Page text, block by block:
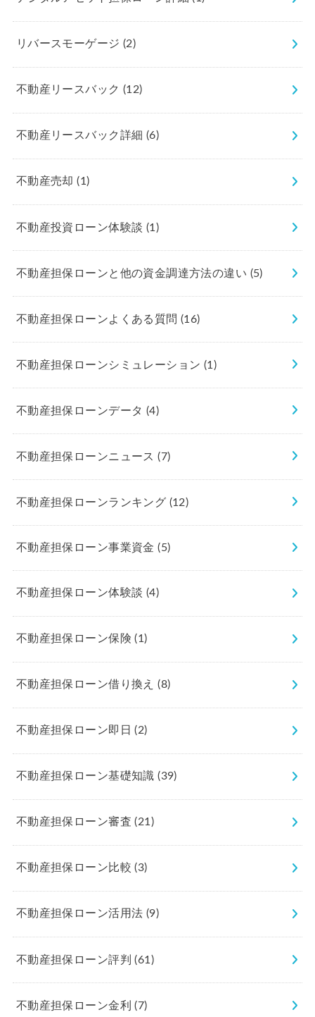
リバースモーゲージ (2)
不動産リースバック (12)
不動産リースバック詳細 (6)
不動産売却(1)
不動産投資ローン体験談 (1)
不動産担保ローンと他の資金調達方法の違い (5)
不動産担保ローンよくある質問(16)
不動産担保ローンシミュレーション (1)
不動産担保ローンデータ (4)
不動産担保ローンニュース(7)
不動産担保ローンランキング (12)
不動産担保ローン事業資金(5)
不動産担保ローン体験談 (4)
不動産担保ローン保険(1)
不動産担保ローン借り換え(8)
不動産担保ローン即日(2)
不動産担保ローン基礎知識(39)
不動産担保ローン審査(21)
不動産担保ローン比較(3)
不動産担保ローン活用法 (9)
不動産担保ローン評判(61)
不動産担保ローン金利(7)